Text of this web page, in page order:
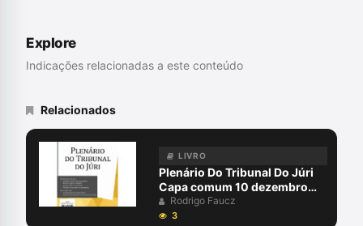
Explore
Indicações relacionadas a este conteúdo
Relacionados
LIVRO
Plenário Do Tribunal Do Júri
Capa comum 10 dezembro
2020
Rodrigo Faucz
3